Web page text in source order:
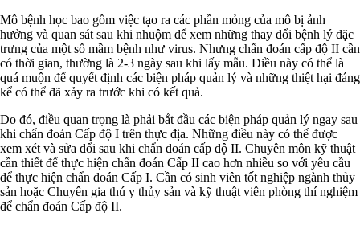
Mô bệnh học bao gồm việc tạo ra các phần mỏng của mô bị ảnh
hưởng và quan sát sau khi nhuộm để xem những thay đổi bệnh lý đặc
trưng của một số mầm bệnh như virus. Nhưng chẩn đoán cấp độ II cần
có thời gian, thường là 2-3 ngày sau khi lấy mẫu. Điều này có thể là
quá muộn để quyết định các biện pháp quản lý và những thiệt hại đáng
kể có thể đã xảy ra trước khi có kết quả.
Do đó, điều quan trọng là phải bắt đầu các biện pháp quản lý ngay sau
khi chẩn đoán Cấp độ I trên thực địa. Những điều này có thể được
xem xét và sửa đổi sau khi chẩn đoán cấp độ II. Chuyên môn kỹ thuật
cần thiết để thực hiện chẩn đoán Cấp II cao hơn nhiều so với yêu cầu
để thực hiện chẩn đoán Cấp I. Cần có sinh viên tốt nghiệp ngành thủy
sản hoặc Chuyên gia thú y thủy sản và kỹ thuật viên phòng thí nghiệm
để chẩn đoán Cấp độ II.